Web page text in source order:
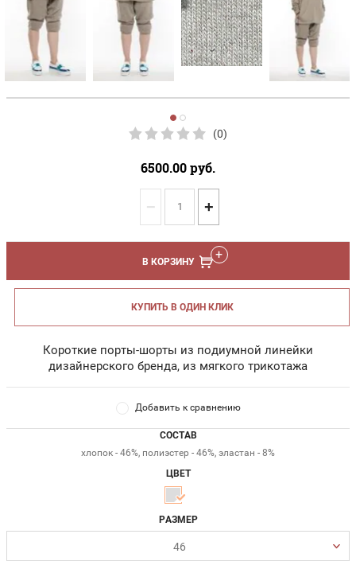
(0)
6500.00руб.
− +
В КОРЗИНУ
КУПИТЬ В ОДИН КЛИК
Короткие порты-шорты из подиумной линейки
дизайнерского бренда, из мягкoгo трикотажa
Добавить к сравнению
СОСТАВ
хлопок - 46%, полиэстер - 46%, эластан - 8%
ЦВЕТ
РАЗМЕР
46